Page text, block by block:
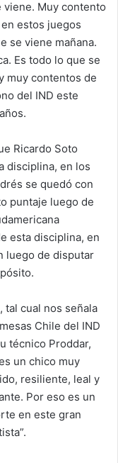
viene. Muy contento
estos juegos
se viene mañana.
Es todo lo que se
muy contentos de
del IND este
Ricardo Soto
disciplina, en los
se quedó con
puntaje luego de
esta disciplina, en
luego de disputar
tal cual nos señala
Chile del IND
técnico Proddar,
un chico muy
resiliente, leal y
Por eso es un
en este gran